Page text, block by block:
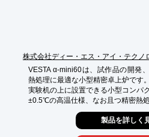
株式会社ディー・エス・アイ・テクノ
VESTA α-mini60は、試作品の開発
熱処理に最適な小型精密卓上炉です。
実験机の上に設置できる小型コン
±0.5℃の高温仕様、なお且つ精密熱
灼熱安定性は抜群。1台ごとに実測
お客様のニーズに合った各タイプを
製品を詳しく